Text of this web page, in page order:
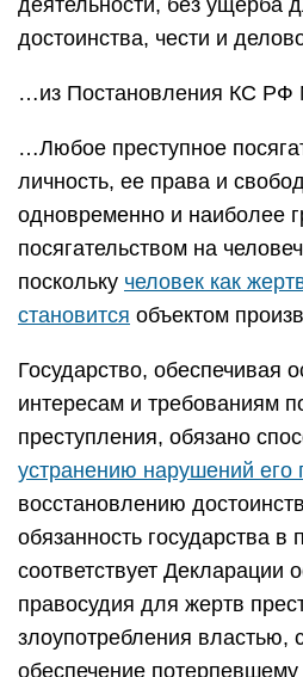
деятельности, без ущерба
достоинства, чести и
…из Постановления КС РФ
…Любое преступное
личность, ее права и
одновременно и наиболее
посягательством на
поскольку человек как
становится объектом
Государство, обеспечивая
интересам и требованиям
преступления, обязано
устранению нарушений его
восстановлению
обязанность государства в
соответствует Декларации
правосудия для жертв
злоупотребления властью,
обеспечение потерпевшему